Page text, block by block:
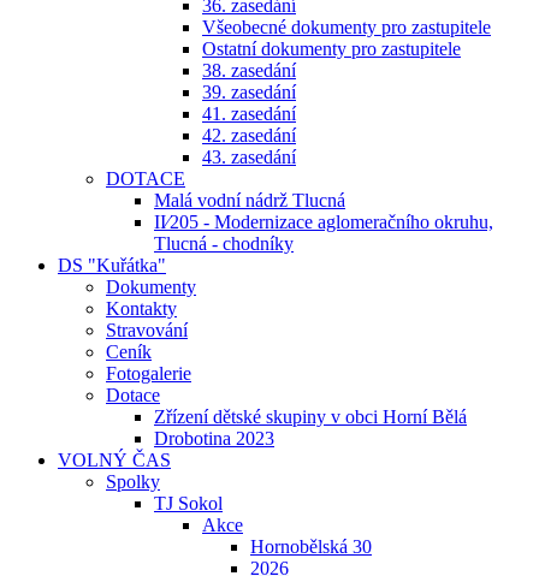
36. zasedání
Všeobecné dokumenty pro zastupitele
Ostatní dokumenty pro zastupitele
38. zasedání
39. zasedání
41. zasedání
42. zasedání
43. zasedání
DOTACE
Malá vodní nádrž Tlucná
II⁄205 - Modernizace aglomeračního okruhu,
Tlucná - chodníky
DS "Kuřátka"
Dokumenty
Kontakty
Stravování
Ceník
Fotogalerie
Dotace
Zřízení dětské skupiny v obci Horní Bělá
Drobotina 2023
VOLNÝ ČAS
Spolky
TJ Sokol
Akce
Hornobělská 30
2026